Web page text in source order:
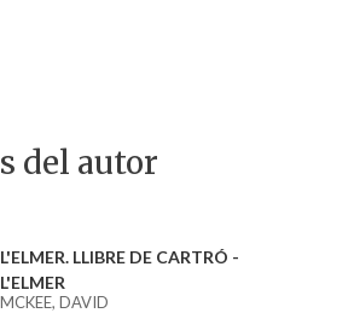
del autor
L'ELMER. LLIBRE DE CARTRÓ -
L'ELMER
MCKEE, DAVID